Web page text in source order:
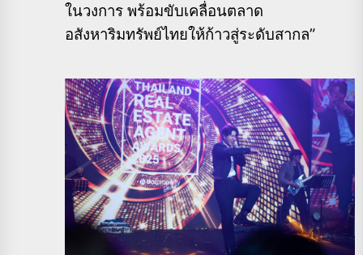
ในวงการ พร้อมขับเคลื่อนตลาด
อสังหาริมทรัพย์ไทยให้ก้าวสู่ระดับสากล”